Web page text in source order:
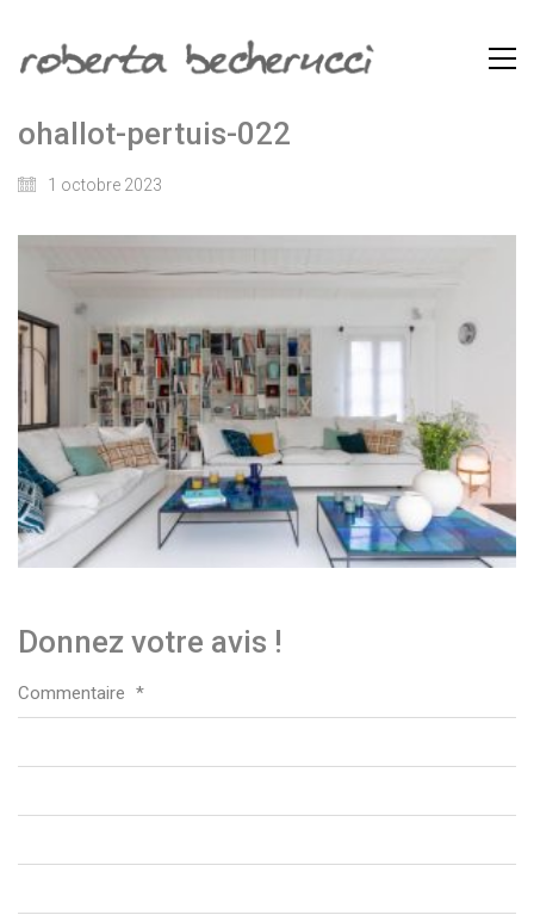
ohallot-pertuis-022
1 octobre 2023
Donnez votre avis !
Commentaire *